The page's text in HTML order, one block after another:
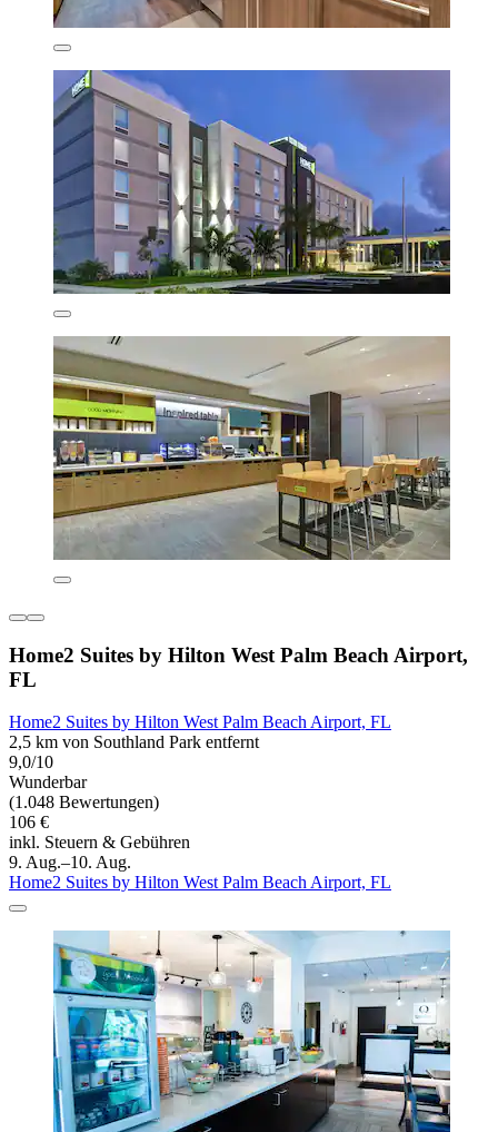
Home2 Suites by Hilton West Palm Beach Airport,
FL
Home2 Suites by Hilton West Palm Beach Airport, FL
2,5 km von Southland Park entfernt
9,0/10
Wunderbar
(1.048 Bewertungen)
106 €
inkl. Steuern & Gebühren
9. Aug.–10. Aug.
Home2 Suites by Hilton West Palm Beach Airport, FL